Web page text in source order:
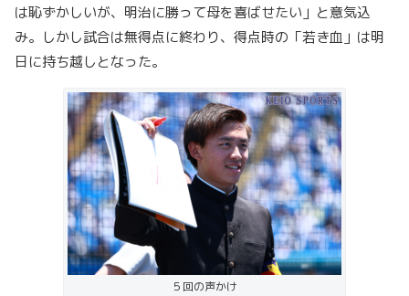
は恥ずかしいが、明治に勝って母を喜ばせたい」と意気込
み。しかし試合は無得点に終わり、得点時の「若き血」は明
日に持ち越しとなった。
５回の声かけ